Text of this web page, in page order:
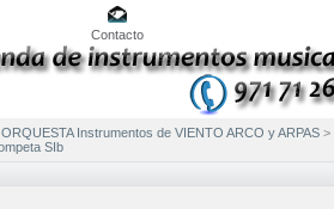
Contacto
Instrumentos de VIENTO ARCO y ARPAS >
SIb